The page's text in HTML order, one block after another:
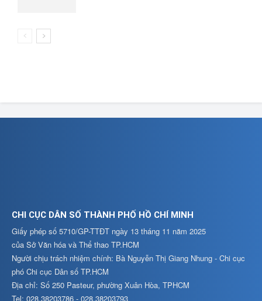
CHI CỤC DÂN SỐ THÀNH PHỐ HỒ CHÍ MINH
Giấy phép số 5710/GP-TTĐT ngày 13 tháng 11 năm 2025
của Sở Văn hóa và Thể thao TP.HCM
Người chịu trách nhiệm chính: Bà Nguyễn Thị Giang Nhung - Chi cục
phó Chi cục Dân số TP.HCM
Địa chỉ: Số 250 Pasteur, phường Xuân Hòa, TPHCM
Tel: 028.38203786 - 028.38203793